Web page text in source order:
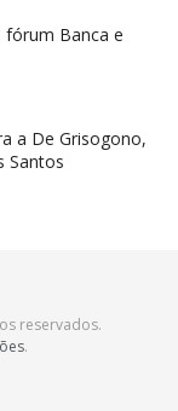
fórum Banca e
a De Grisogono,
Santos
reservados.
.